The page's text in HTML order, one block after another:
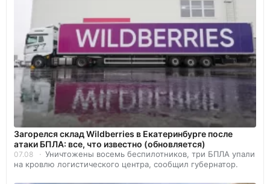
Загорелся склад Wildberries в Екатеринбурге после
атаки БПЛА: все, что известно (обновляется)
07.08
Уничтожены восемь беспилотников, три БПЛА упали
на кровлю логистического центра, сообщил губернатор.